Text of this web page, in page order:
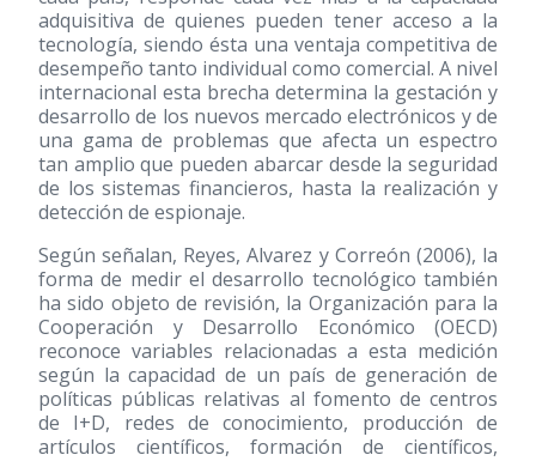
adquisitiva de quienes pueden tener acceso a la
tecnología, siendo ésta una ventaja competitiva de
desempeño tanto individual como comercial. A nivel
internacional esta brecha determina la gestación y
desarrollo de los nuevos mercado electrónicos y de
una gama de problemas que afecta un espectro
tan amplio que pueden abarcar desde la seguridad
de los sistemas financieros, hasta la realización y
detección de espionaje.
Según señalan, Reyes, Alvarez y Correón (2006), la
forma de medir el desarrollo tecnológico también
ha sido objeto de revisión, la Organización para la
Cooperación y Desarrollo Económico (OECD)
reconoce variables relacionadas a esta medición
según la capacidad de un país de generación de
políticas públicas relativas al fomento de centros
de I+D, redes de conocimiento, producción de
artículos científicos, formación de científicos,